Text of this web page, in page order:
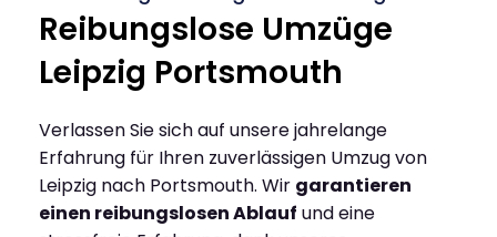
Reibungslose Umzüge
Leipzig Portsmouth
Verlassen Sie sich auf unsere jahrelange
Erfahrung für Ihren zuverlässigen Umzug von
Leipzig nach Portsmouth. Wir garantieren
einen reibungslosen Ablauf und eine